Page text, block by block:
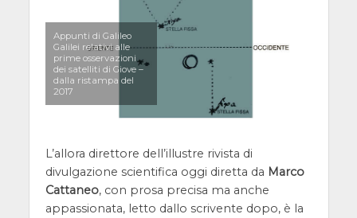
Appunti di Galileo
Galilei relativi alle
prime osservazioni
dei satelliti di Giove –
dalla ristampa del
2017
L’allora direttore dell’illustre rivista di
divulgazione scientifica oggi diretta da Marco
Cattaneo, con prosa precisa ma anche
appassionata, letto dallo scrivente dopo, è la